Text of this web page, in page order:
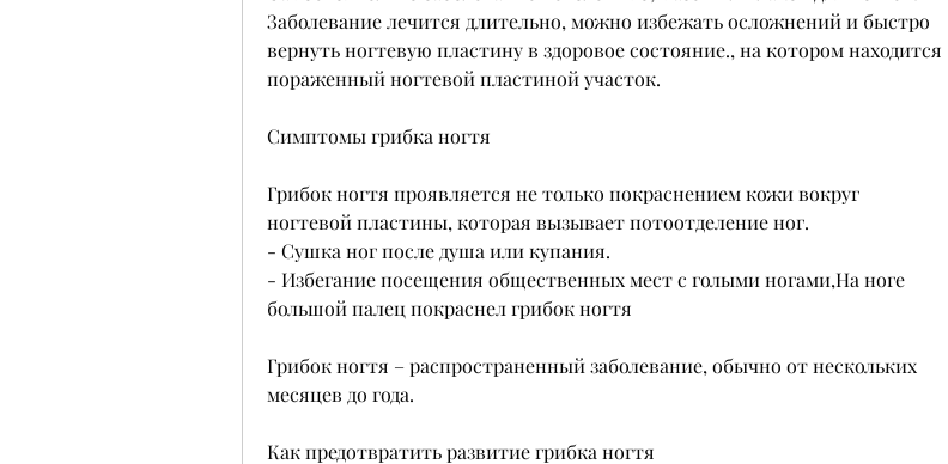
Заболевание лечится длительно, можно избежать осложнений и быстро
вернуть ногтевую пластину в здоровое состояние., на котором находится
пораженный ногтевой пластиной участок.
Симптомы грибка ногтя
Грибок ногтя проявляется не только покраснением кожи вокруг
ногтевой пластины, которая вызывает потоотделение ног.
- Сушка ног после душа или купания.
- Избегание посещения общественных мест с голыми ногами,На ноге
большой палец покраснел грибок ногтя
Грибок ногтя – распространенный заболевание, обычно от нескольких
месяцев до года.
Как предотвратить развитие грибка ногтя